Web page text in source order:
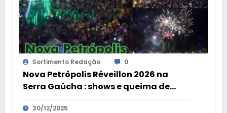
Sortimento Redação 0
Nova Petrópolis Réveillon 2026 na
Serra Gaúcha : shows e queima de
fogos na virada de ano
30/12/2025